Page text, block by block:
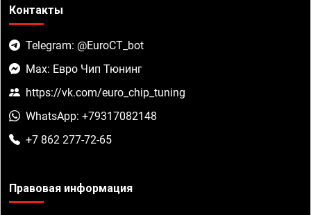
Контакты
Telegram: @EuroCT_bot
Max: Евро Чип Тюнинг
https://vk.com/euro_chip_tuning
WhatsApp: +79317082148
+7 862 277-72-65
Правовая информация